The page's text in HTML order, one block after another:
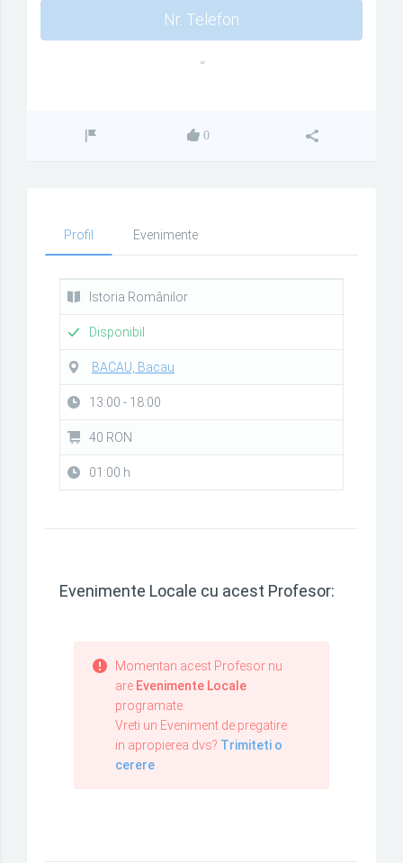
Nr. Telefon
""
0
Profil Evenimente
Istoria Românilor
Disponibil
BACAU, Bacau
13:00 - 18:00
40 RON
01:00 h
Evenimente Locale cu acest Profesor:
Momentan acest Profesor nu
are Evenimente Locale
programate.
Vreti un Eveniment de pregatire
in apropierea dvs? Trimiteti o
cerere